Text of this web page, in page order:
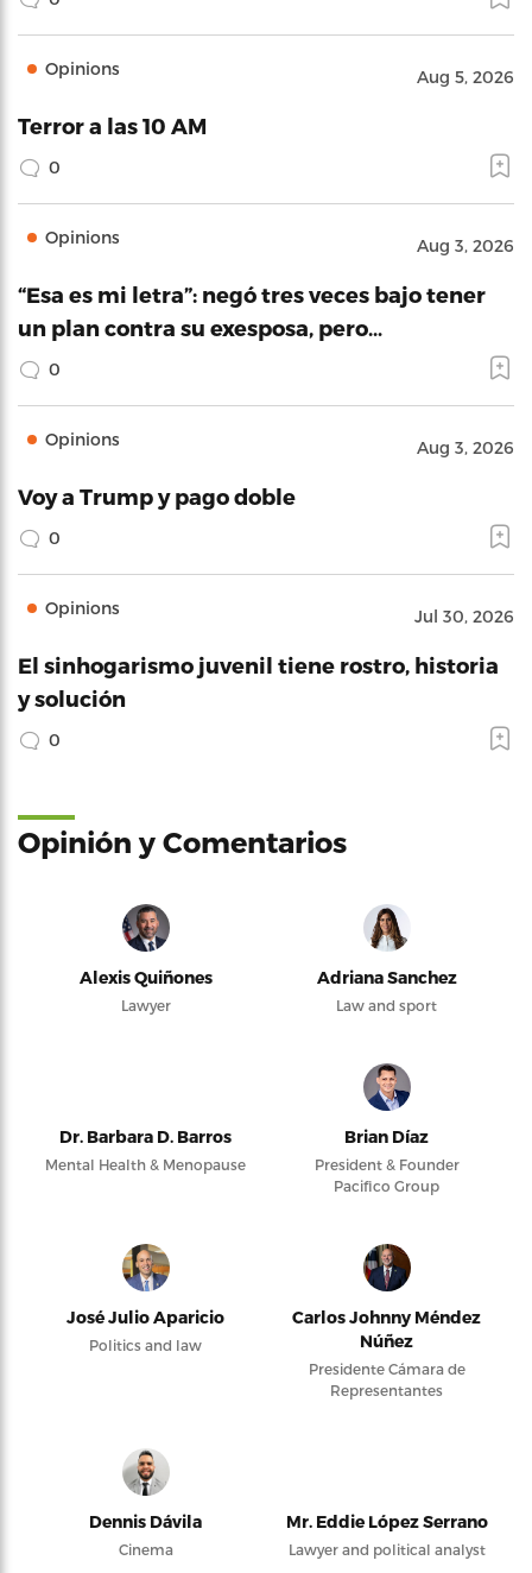
Opinions Aug 5, 2026
Terror a las 10 AM
0
Opinions Aug 3, 2026
“Esa es mi letra”: negó tres veces bajo tener
un plan contra su exesposa, pero…
0
Opinions Aug 3, 2026
Voy a Trump y pago doble
0
Opinions Jul 30, 2026
El sinhogarismo juvenil tiene rostro, historia
y solución
0
Opinión y Comentarios
Alexis Quiñones
Lawyer
Adriana Sanchez
Law and sport
Dr. Barbara D. Barros
Mental Health & Menopause
Brian Díaz
President & Founder
Pacifico Group
José Julio Aparicio
Politics and law
Carlos Johnny Méndez
Núñez
Presidente Cámara de
Representantes
Dennis Dávila
Cinema
Mr. Eddie López Serrano
Lawyer and political analyst